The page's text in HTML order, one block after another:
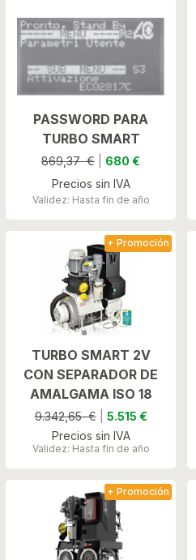
PASSWORD PARA
TURBO SMART
869,37 €
680 €
Precios sin IVA
Validez: Hasta fin de año
TURBO SMART 2V
CON SEPARADOR DE
AMALGAMA ISO 18
9.342,65 €| 5.515 €
Precios sin IVA
Validez: Hasta fin de año
+ Promoción
+ Promoción